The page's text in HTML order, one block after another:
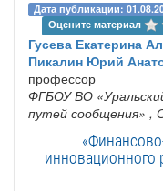
Дата публикации:
Оцените материал
Гусева Екатерина
Пикалин Юрий
профессор
ФГБОУ ВО
путей сообщения» ,
инновационного